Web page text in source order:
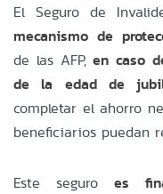
El Seguro de
mecanismo de
de las AFP,en caso
de la edad de
completar el ahorro
beneficiarios puedan
Este seguro es